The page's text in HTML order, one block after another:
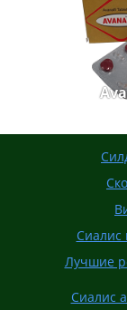
Сиалис
Лучшие
Сиалис